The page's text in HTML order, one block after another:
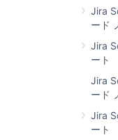
Jira
ード
Jira
ート
Jira
ード
Jira
ート
after
Jira - Issues
keywords
existing Jira